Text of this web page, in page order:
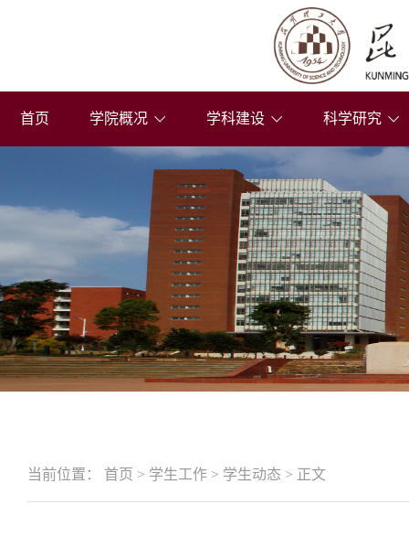
首页 学院概况 学科建设 科学研究
当前位置： 首页 > 学生工作 > 学生动态 > 正文